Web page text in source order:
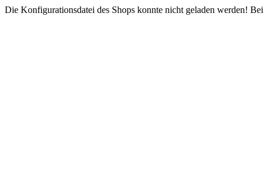
Die Konfigurationsdatei des Shops konnte nicht geladen werden!